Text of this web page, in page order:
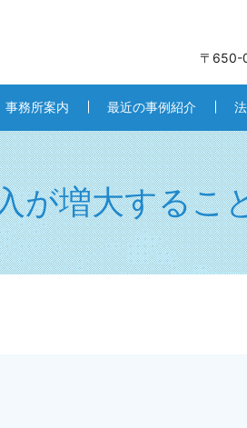
〒650-
事務所案内 最近の事例紹介
が増大するこ